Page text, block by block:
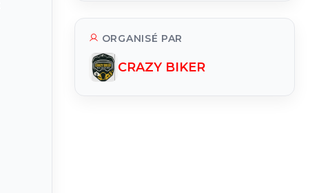
ORGANISÉ PAR
CRAZY BIKER